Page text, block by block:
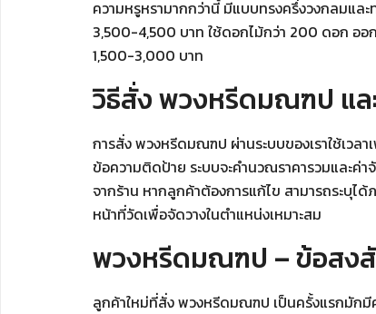
ความหรูหรามากกว่านี้ มีแบบทรงครึ่งวงกลมแล
3,500-4,500 บาท ใช้ดอกไม้กว่า 200 ดอก อ
1,500-3,000 บาท
วิธีสั่ง พวงหรีดมณฑป แล
การสั่ง พวงหรีดมณฑป ผ่านระบบของเราใช้เวล
ข้อความติดป้าย ระบบจะคำนวณราคารวมและค่
จากร้าน หากลูกค้าต้องการแก้ไข สามารถระบุไ
หน้าที่วัดเพื่อจัดวางในตำแหน่งเหมาะสม
พวงหรีดมณฑป – ข้อสง
ลูกค้าใหม่ที่สั่ง พวงหรีดมณฑป เป็นครั้งแรกมักมี